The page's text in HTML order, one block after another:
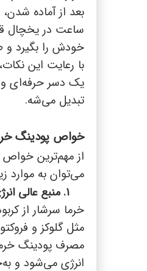
بعد از آماده
ساعت در یخچال
خودش را بگیرد
با رعایت این
یک دسر حرفه‌ای و
تبدیل می‌شه.
خواص پودینگ
از مهم‌ترین خواص
می‌توان به موارد
۱. منبع عالی انرژی طبیعی
خرما سرشار از
مثل گلوکز و
مصرف پودینگ
انرژی می‌شود و